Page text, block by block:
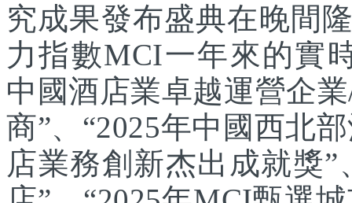
究成果發布盛典在晚間
力指數MCI一年來的實
中國酒店業卓越運營企
商”、“2025年中國西北
店業務創新杰出成就獎